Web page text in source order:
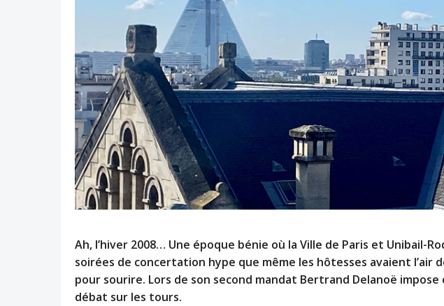
Ah, l’hiver 2008… Une époque bénie où la Ville de Paris et Unibail-
soirées de concertation hype que même les hôtesses avaient l’air
pour sourire. Lors de son second mandat Bertrand Delanoë
débat sur les tours.